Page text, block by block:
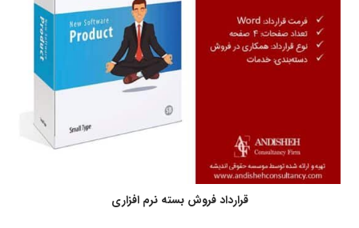
قرارداد فروش بسته نرم افزاری